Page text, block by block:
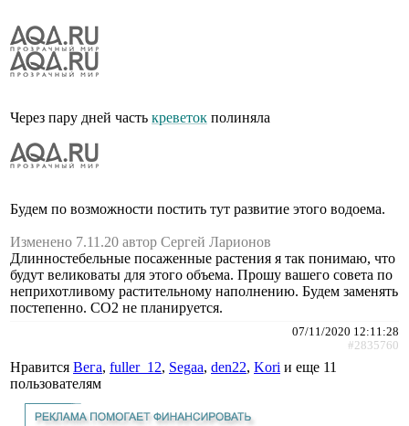
Через пару дней часть креветок полиняла
Будем по возможности постить тут развитие этого водоема.
Изменено 7.11.20 автор Сергей Ларионов
Длинностебельные посаженные растения я так понимаю, что
будут великоваты для этого объема. Прошу вашего совета по
неприхотливому растительному наполнению. Будем заменять
постепенно. CO2 не планируется.
07/11/2020 12:11:28
#2835760
Нравится Вега, fuller_12, Segaa, den22, Kori и еще 11
пользователям